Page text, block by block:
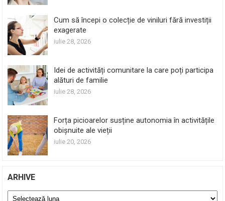
Cum să începi o colecție de viniluri fără investiții
exagerate
iulie 28, 2026
Idei de activități comunitare la care poți participa
alături de familie
iulie 28, 2026
Forța picioarelor susține autonomia în activitățile
obișnuite ale vieții
iulie 20, 2026
ARHIVE
Arhive